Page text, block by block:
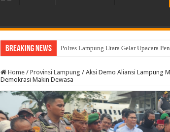
Breaking News Lampung Membuka Babak Baru
Home / Provinsi Lampung / Aksi Demo Aliansi Lampung
Demokrasi Makin Dewasa